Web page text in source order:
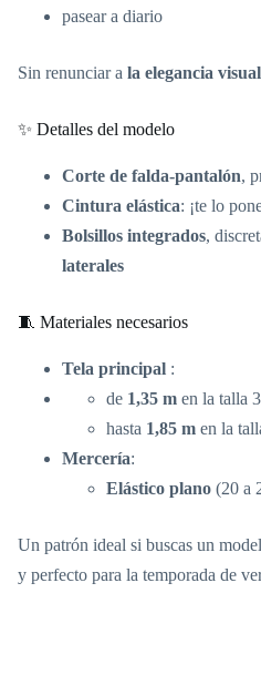
pasear a diario
Sin renunciar a la elegancia
✨ Detalles del modelo
Corte de falda-pantalón,
Cintura elástica: ¡te lo
Bolsillos integrados,
laterales
🧵 Materiales necesarios
Tela principal :
de 1,35 m en la talla
hasta 1,85 m en la
Mercería:
Elástico plano (20 a
Un patrón ideal si buscas un
y perfecto para la temporada de